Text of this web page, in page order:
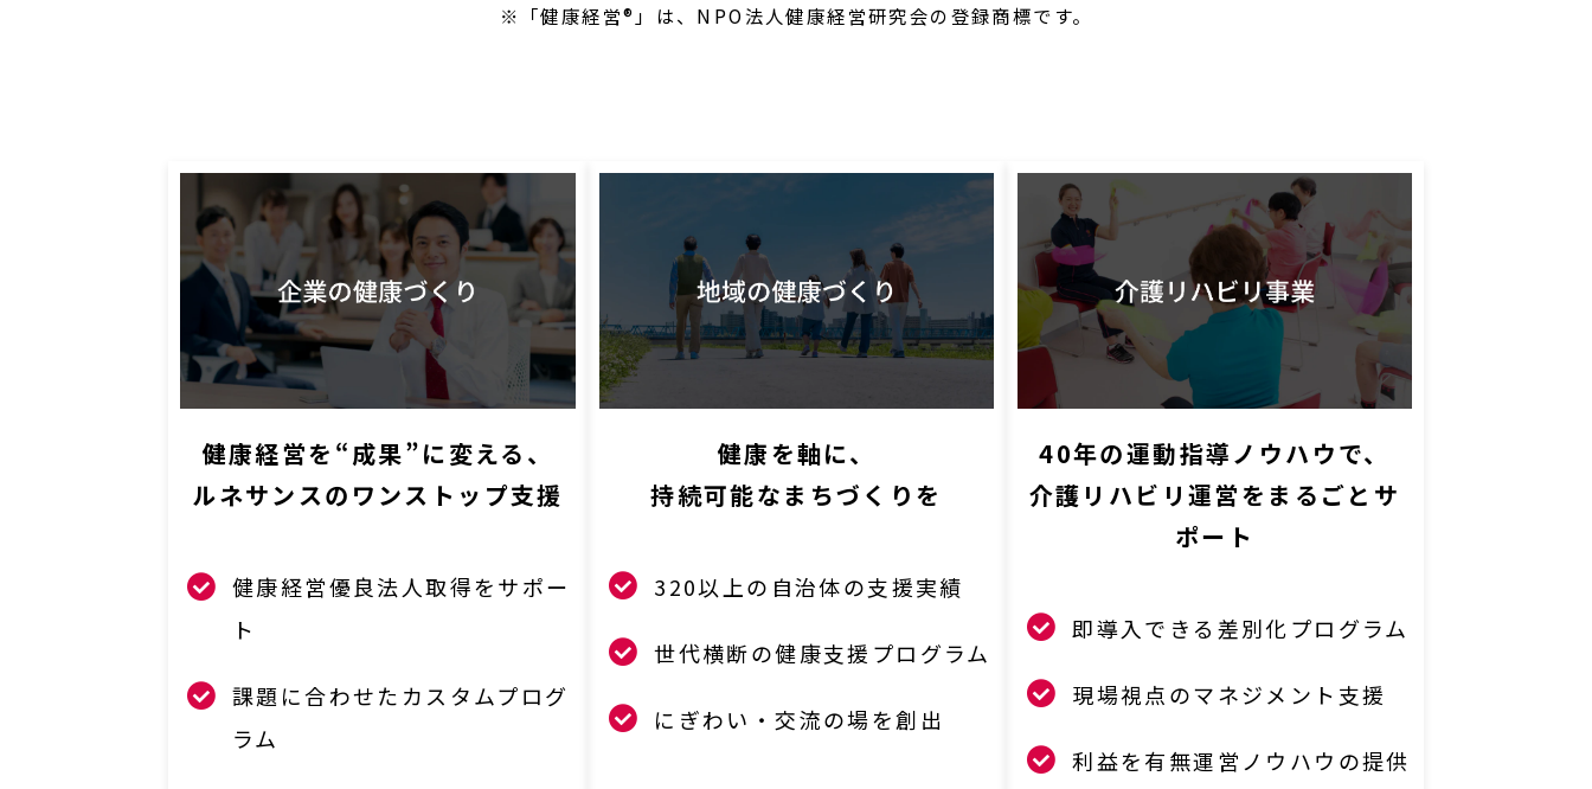
※「健康経営®」は、NPO法人健康経営研究会の登録商標です。
健康経営を“成果”に変える、
ルネサンスのワンストップ支援
健康経営優良法人取得をサポー
ト
課題に合わせたカスタムプログ
ラム
健康を軸に、
持続可能なまちづくりを
320以上の自治体の支援実績
世代横断の健康支援プログラム
にぎわい・交流の場を創出
40年の運動指導ノウハウで、
介護リハビリ運営をまるごとサ
ポート
即導入できる差別化プログラム
現場視点のマネジメント支援
利益を有無運営ノウハウの提供